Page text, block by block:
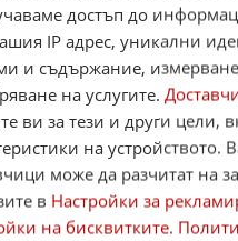
Джон Лорд е
музика ражда
китариста Ричи
на заден план".
Ако не стане хит,
албум In Rock (1970).
достъп до
IP адрес, уникални
и съдържание,
на услугите.
ви за тези и други цели,
на
може да разчитат на
в Настройки за
на бисквитките.